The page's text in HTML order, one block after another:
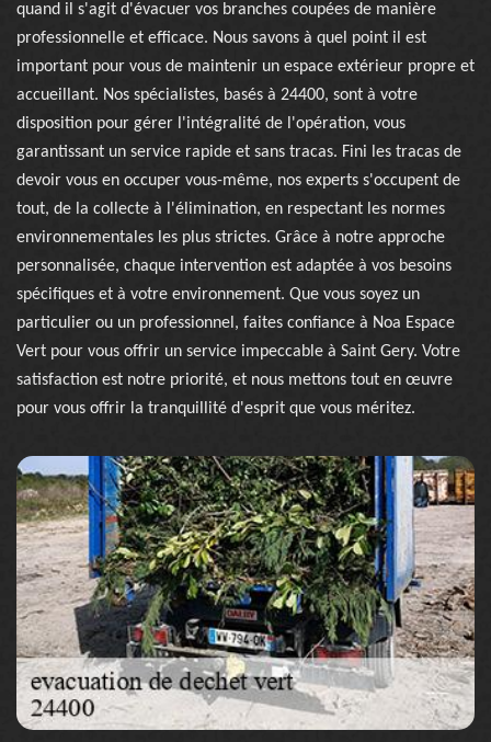
quand il s'agit d'évacuer vos branches coupées de manière
professionnelle et efficace. Nous savons à quel point il est
important pour vous de maintenir un espace extérieur propre et
accueillant. Nos spécialistes, basés à 24400, sont à votre
disposition pour gérer l'intégralité de l'opération, vous
garantissant un service rapide et sans tracas. Fini les tracas de
devoir vous en occuper vous-même, nos experts s'occupent de
tout, de la collecte à l'élimination, en respectant les normes
environnementales les plus strictes. Grâce à notre approche
personnalisée, chaque intervention est adaptée à vos besoins
spécifiques et à votre environnement. Que vous soyez un
particulier ou un professionnel, faites confiance à Noa Espace
Vert pour vous offrir un service impeccable à Saint Gery. Votre
satisfaction est notre priorité, et nous mettons tout en œuvre
pour vous offrir la tranquillité d'esprit que vous méritez.